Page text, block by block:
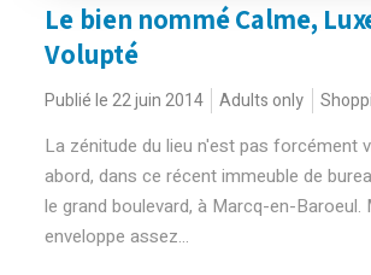
Le bien nommé Calme,
Volupté
Publié le 22 juin 2014 Adults only
La zénitude du lieu n'est pas forcément
abord, dans ce récent immeuble de
le grand boulevard, à Marcq-en-Baroeul.
enveloppe assez...